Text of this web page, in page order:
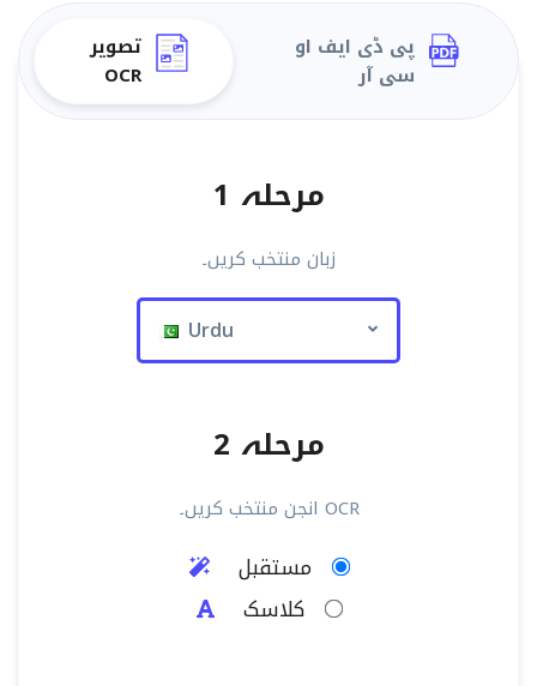
تصویر
OCR
پی ڈی ایف او
سی آر
مرحلہ 1
زبان منتخب کریں۔
Urdu
مرحلہ 2
OCR انجن منتخب کریں۔
مستقبل
کلاسک